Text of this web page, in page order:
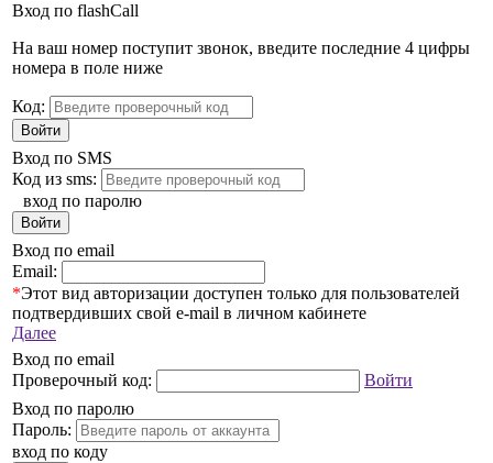
Вход по flashCall
На ваш номер поступит звонок, введите последние 4 цифры
номера в поле ниже
Код:
Войти
Вход по SMS
Код из sms:
вход по паролю
Войти
Вход по email
Email:
*Этот вид авторизации доступен только для пользователей
подтвердивших свой e-mail в личном кабинете
Далее
Вход по email
Проверочный код:
Войти
Вход по паролю
Пароль:
вход по коду